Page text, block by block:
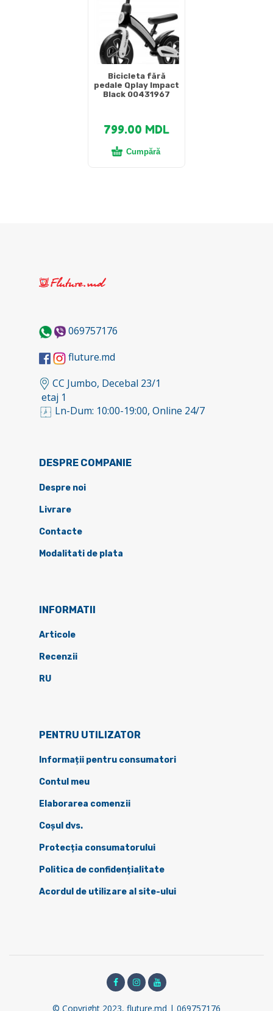
Bicicleta fără
pedale Qplay Impact
Black 00431967
799.00 MDL
Cumpără
069757176
fluture.md
CC Jumbo, Decebal 23/1
etaj 1
Ln-Dum: 10:00-19:00, Online 24/7
DESPRE COMPANIE
Despre noi
Livrare
Contacte
Modalitati de plata
INFORMATII
Articole
Recenzii
RU
PENTRU UTILIZATOR
Informații pentru consumatori
Contul meu
Elaborarea comenzii
Coșul dvs.
Protecția consumatorului
Politica de confidențialitate
Acordul de utilizare al site-ului
© Copyright 2023, fluture.md | 069757176